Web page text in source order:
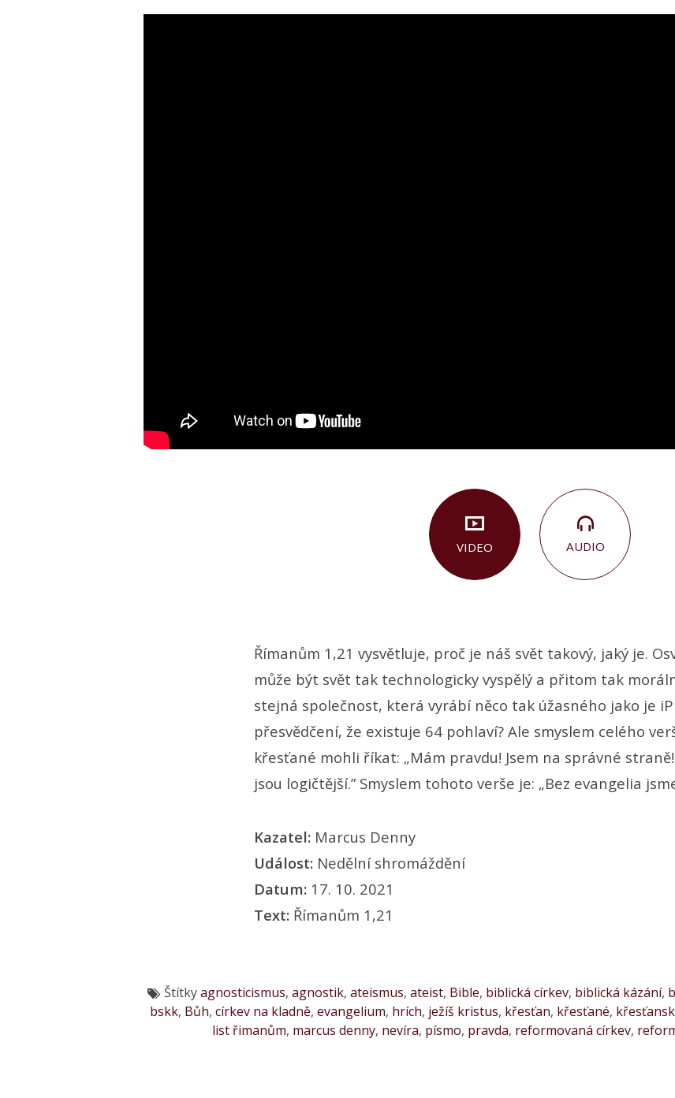
člověka
VIDEO AUDIO
Římanům 1,21 vysvětluje, proč je náš svět takový, jaký je.
může být svět tak technologicky vyspělý a přitom tak
stejná společnost, která vyrábí něco tak úžasného jako je
přesvědčení, že existuje 64 pohlaví? Ale smyslem celého
křesťané mohli říkat: „Mám pravdu! Jsem na správné
jsou logičtější.” Smyslem tohoto verše je: „Bez evangelia
Kazatel: Marcus Denny
Událost: Nedělní shromáždění
Datum: 17. 10. 2021
Text: Římanům 1,21
Štítkyagnosticismus, agnostik, ateismus, ateist, Bible, biblická církev, biblická kázání,
bskk, Bůh, církev na kladně, evangelium, hrích, ježíš kristus, křesťan, křesťané,
list řimanům, marcus denny, nevíra, písmo, pravda, reformovaná církev,